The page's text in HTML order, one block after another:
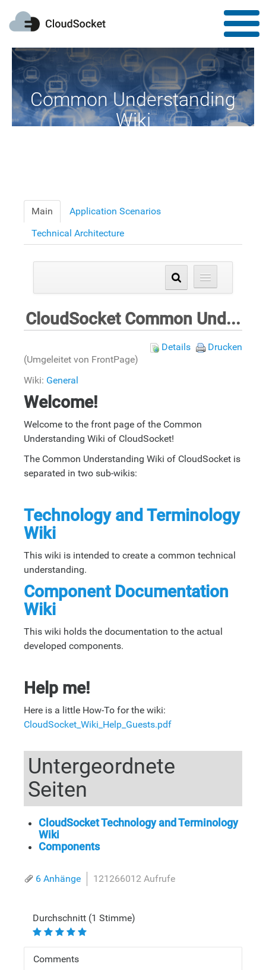
Common Understanding
Wiki
Main
Application Scenarios
Technical Architecture
CloudSocket Common Understanding Wiki
Details
Drucken
(Umgeleitet von FrontPage)
Wiki: General
Welcome!
Welcome to the front page of the Common
Understanding Wiki of CloudSocket!
The Common Understanding Wiki of CloudSocket is
separated in two sub-wikis:
Technology and Terminology
Wiki
This wiki is intended to create a common technical
understanding.
Component Documentation
Wiki
This wiki holds the documentation to the actual
developed components.
Help me!
Here is a little How-To for the wiki:
CloudSocket_Wiki_Help_Guests.pdf
Untergeordnete
Seiten
CloudSocket Technology and Terminology
Wiki
Components
6 Anhänge 121266012 Aufrufe
Durchschnitt (1 Stimme)
Comments